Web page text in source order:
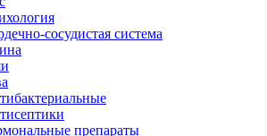
сосудистая система
препараты